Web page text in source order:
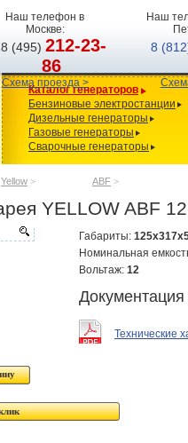
Наш телефон в
Москве:
8 (495)212-23-
86
Схема проезда >
Наш
8
Каталог генераторов
Бензиновые электростанции
Дизельные генераторы
Газовые генераторы
Сварочные генераторы
Yellow > ABF >
YELLOW ABF
Габариты:
Номинальная
Вольтаж: 12
Документация
Технические